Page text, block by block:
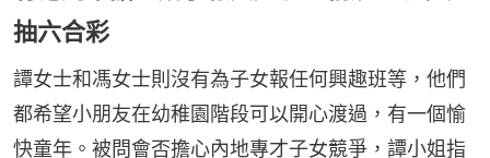
抽六合彩
譚女士和馮女士則沒有為子女報任何興趣班等，他們
都希望小朋友在幼稚園階段可以開心渡過，有一個愉
快童年。被問會否擔心內地專才子女競爭，譚小姐指